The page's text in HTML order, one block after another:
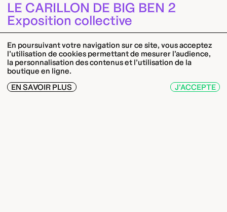
LE CARILLON DE BIG BEN 2
Exposition collective
En poursuivant votre navigation sur ce site, vous acceptez
l’utilisation de cookies permettant de mesurer l’audience,
la personnalisation des contenus et l’utilisation de la
boutique en ligne.
EN SAVOIR PLUS
J’ACCEPTE